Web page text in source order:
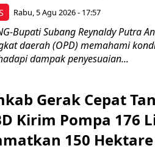
Rabu, 5 Agu 2026 - 17:57
Bupati Subang Reynaldy Putra
daerah (OPD) memahami
dampak penyesuaian...
Gerak Cepat
Kirim Pompa 176
150